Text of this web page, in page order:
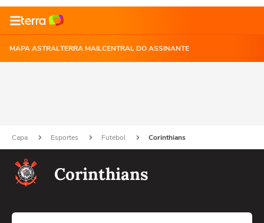
MAPA ASTRALTERRA MAILCENTRAL DO ASSINANTE
Capa Esportes Futebol Corinthians
Corinthians